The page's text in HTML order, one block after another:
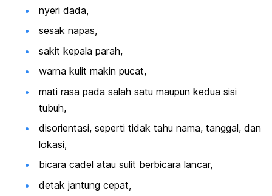
nyeri dada,
sesak napas,
sakit kepala parah,
warna kulit makin pucat,
mati rasa pada salah satu maupun kedua sisi
tubuh,
disorientasi, seperti tidak tahu nama, tanggal, dan
lokasi,
bicara cadel atau sulit berbicara lancar,
detak jantung cepat,